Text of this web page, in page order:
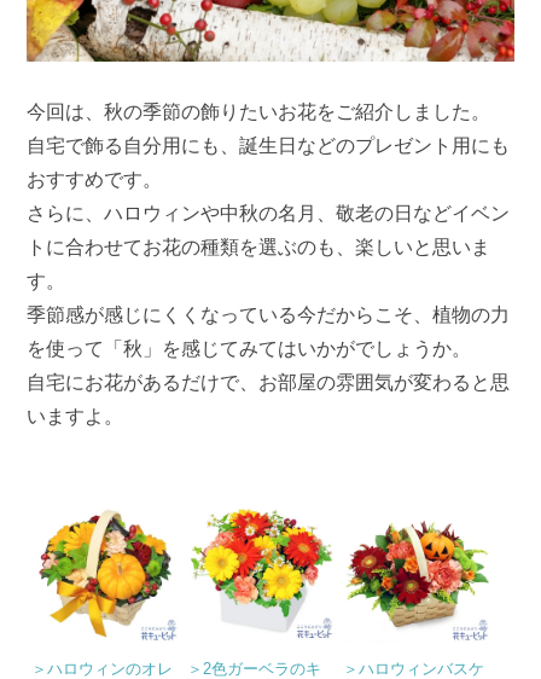
今回は、秋の季節の飾りたいお花をご紹介しました。
自宅で飾る自分用にも、誕生日などのプレゼント用にも
おすすめです。
さらに、ハロウィンや中秋の名月、敬老の日などイベン
トに合わせてお花の種類を選ぶのも、楽しいと思いま
す。
季節感が感じにくくなっている今だからこそ、植物の力
を使って「秋」を感じてみてはいかがでしょうか。
自宅にお花があるだけで、お部屋の雰囲気が変わると思
いますよ。
＞ハロウィンのオレ
＞2色ガーベラのキ
＞ハロウィンバスケ